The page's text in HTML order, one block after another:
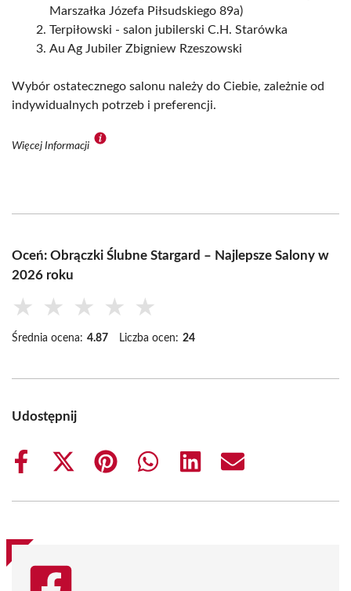
Marszałka Józefa Piłsudskiego 89a)
Terpiłowski - salon jubilerski C.H. Starówka
Au Ag Jubiler Zbigniew Rzeszowski
Wybór ostatecznego salonu należy do Ciebie, zależnie od
indywidualnych potrzeb i preferencji.
Więcej Informacji
Oceń: Obrączki Ślubne Stargard – Najlepsze Salony w
2026 roku
★ ★ ★ ★ ★
Średnia ocena: 4.87 Liczba ocen: 24
Udostępnij
Share
Share
(Twitter)
Share
Share
Share
Share